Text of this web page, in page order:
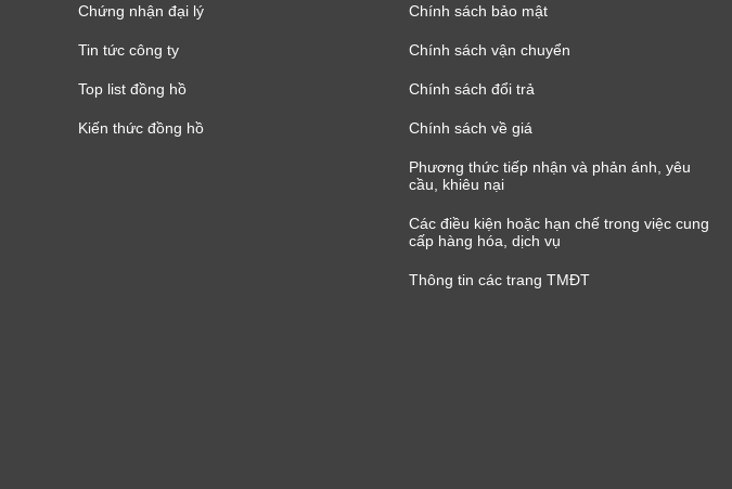
Chứng nhận đại lý
Tin tức công ty
Top list đồng hồ
Kiến thức đồng hồ
Chính sách bảo mật
Chính sách vận chuyển
Chính sách đổi trả
Chính sách về giá
Phương thức tiếp nhận và phản ánh, yêu
cầu, khiêu nại
Các điều kiện hoặc hạn chế trong việc cung
cấp hàng hóa, dịch vụ
Thông tin các trang TMĐT